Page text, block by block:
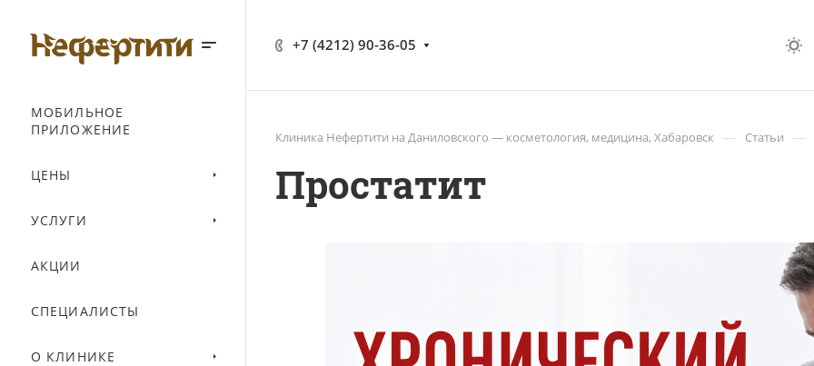
+7 (4212) 90-36-05
МОБИЛЬНОЕ
ПРИЛОЖЕНИЕ
ЦЕНЫ
УСЛУГИ
АКЦИИ
СПЕЦИАЛИСТЫ
О КЛИНИКЕ
Клиника Нефертити на Даниловского — косметология, медицина, Хабаровск — Статьи —
Простатит